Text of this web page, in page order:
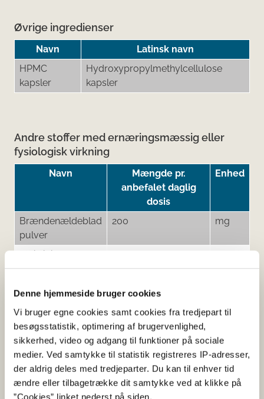
Denne hjemmeside bruger cookies
Vi bruger egne cookies samt cookies fra tredjepart til
besøgsstatistik, optimering af brugervenlighed,
sikkerhed, video og adgang til funktioner på sociale
medier. Ved samtykke til statistik registreres IP-adresser,
der aldrig deles med tredjeparter. Du kan til enhver tid
ændre eller tilbagetrække dit samtykke ved at klikke på
”Cookies” linket nederst på siden.
Øvrige ingredienser
Navn
Latinsk navn
HPMC
kapsler
Hydroxypropylmethylcellulose
kapsler
Andre stoffer med ernæringsmæssig eller
fysiologisk virkning
Navn
Mængde pr.
anbefalet daglig
dosis
Enhed
Brændenældeblad
pulver
200 mg
Tilsætningsstoffer og aromaer
Navn
Funktion af
tilsætning
Mellemkædede triglycerider fra
kokosolie
Øvrigt